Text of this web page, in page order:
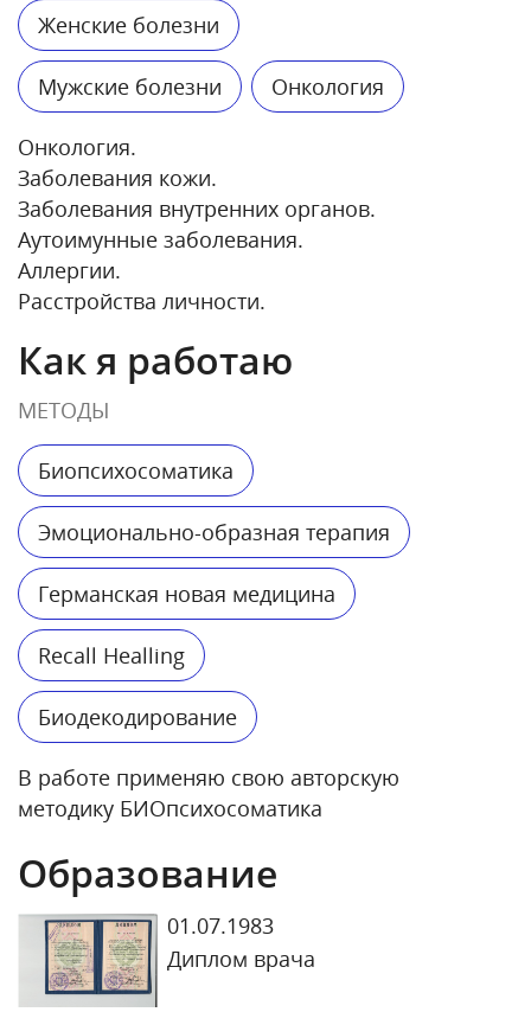
Женские болезни
Мужские болезни Онкология
Онкология.
Заболевания кожи.
Заболевания внутренних органов.
Аутоимунные заболевания.
Аллергии.
Расстройства личности.
Как я работаю
МЕТОДЫ
Биопсихосоматика
Эмоционально-образная терапия
Германская новая медицина
Recall Healling
Биодекодирование
В работе применяю свою авторскую
методику БИОпсихосоматика
Образование
01.07.1983
Диплом врача